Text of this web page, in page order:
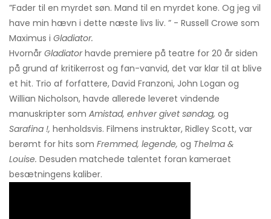
”Fader til en myrdet søn. Mand til en myrdet kone. Og jeg vil
have min hævn i dette næste livs liv. ” - Russell Crowe som
Maximus i Gladiator.
Hvornår Gladiatorhavde premiere på teatre for 20 år siden
på grund af kritikerrost og fan-vanvid, det var klar til at blive
et hit. Trio af forfattere, David Franzoni, John Logan og
Willian Nicholson, havde allerede leveret vindende
manuskripter som Amistad, enhver givet søndag, og
Sarafina !, henholdsvis. Filmens instruktør, Ridley Scott, var
berømt for hits som Fremmed, legende, og Thelma &
Louise. Desuden matchede talentet foran kameraet
besætningens kaliber.